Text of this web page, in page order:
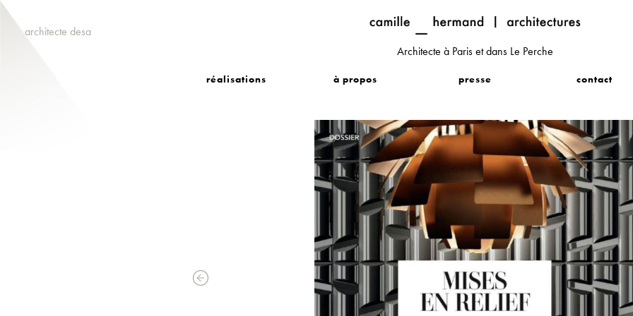
architecte desa
Architecte à Paris et dans Le Perche
réalisations à propos presse contact